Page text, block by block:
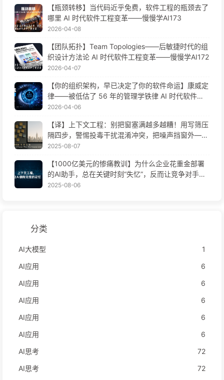
【瓶颈转移】当代码近乎免费，软件工程的瓶颈去了
哪里 AI 时代软件工程变革——慢慢学AI173
2026-04-08
【团队拓扑】Team Topologies——后敏捷时代的组
织设计方法论 AI 时代软件工程变革——慢慢学AI172
2026-04-07
【你的组织架构，早已决定了你的软件命运】康威定
律——被低估了 56 年的管理学铁律 AI 时代软件工
程变革——慢慢学AI171
2026-04-06
【译】上下文工程：别把窗塞满越多越糟！用写筛压
隔四步，警惕投毒干扰混淆冲突，把噪声挡窗外——
慢慢学AI170
2025-08-07
【1000亿美元的惨痛教训】为什么企业花重金部署
的AI助手，总在关键时刻“失忆”，反而让竞争对手实
现90%性能提升？——慢慢学AI169
2025-08-06
分类
AI大模型
1
AI应用
6
AI应用
6
AI应用
6
AI应用
6
AI应用
6
AI思考
72
AI思考
72